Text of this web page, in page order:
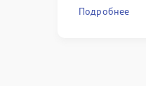
Подробнее